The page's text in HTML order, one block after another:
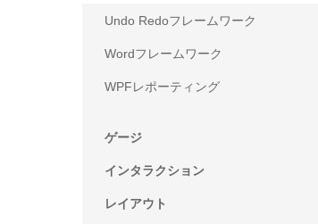
Undo Redoフレームワーク
Wordフレームワーク
WPFレポーティング
ゲージ
インタラクション
レイアウト